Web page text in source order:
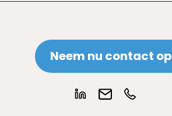
Neem nu contact op